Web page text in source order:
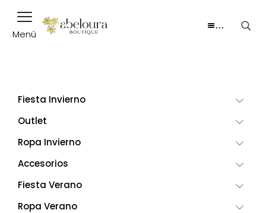
Menú
…
Fiesta Invierno
Outlet
Ropa Invierno
Accesorios
Fiesta Verano
Ropa Verano